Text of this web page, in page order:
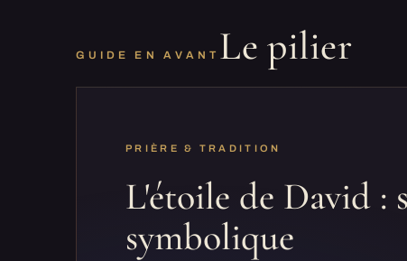
GUIDE EN AVANT Le pilier
PRIÈRE & TRADITION
L'étoile de David
symbolique